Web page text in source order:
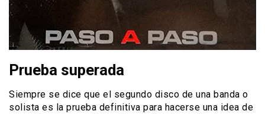
Prueba superada
Siempre se dice que el segundo disco de una banda o
solista es la prueba definitiva para hacerse una idea de